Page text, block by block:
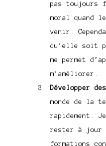
pas toujours
moral quand
venir.
qu’elle soit
me permet
m’améliorer.
Développer
monde de la
rapidement.
rester à jour
formations